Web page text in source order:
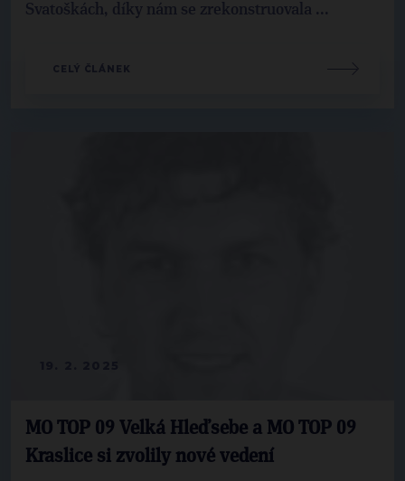
Svatoškách, díky nám se zrekonstruovala ...
CELÝ ČLÁNEK
MO TOP 09 Velká Hleďsebe a MO TOP 09
Kraslice si zvolily nové vedení